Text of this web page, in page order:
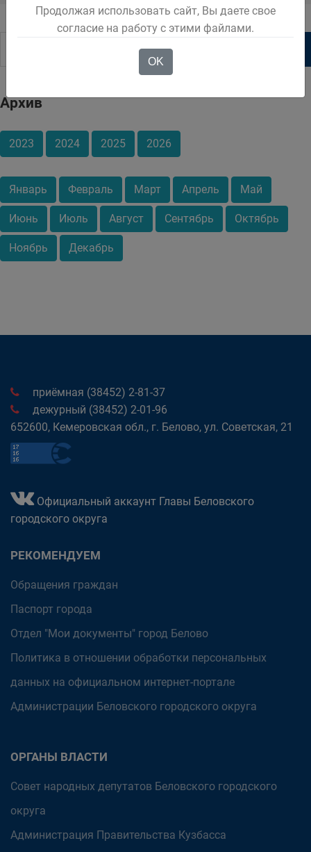
Архив
2023 2024 2025 2026
Январь Февраль Март Апрель Май
Июнь Июль Август Сентябрь Октябрь
Ноябрь Декабрь
приёмная (38452) 2-81-37
дежурный (38452) 2-01-96
652600, Кемеровская обл., г. Белово, ул. Советская, 21
Официальный аккаунт Главы Беловского
городского округа
РЕКОМЕНДУЕМ
Обращения граждан
Паспорт города
Отдел "Мои документы" город Белово
Политика в отношении обработки персональных
данных на официальном интернет-портале
Администрации Беловского городского округа
ОРГАНЫ ВЛАСТИ
Совет народных депутатов Беловского городского
округа
Администрация Правительства Кузбасса
Продолжая использовать сайт, Вы даете свое
согласие на работу с этими файлами.
OK